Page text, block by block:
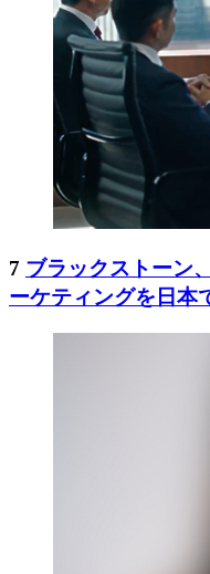
7 ブラックストーン
ーケティングを日本